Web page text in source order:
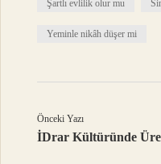
Şartlı evlilik olur mu
Yeminle nikâh düşer mi
Önceki Yazı
İDrar Kültüründe